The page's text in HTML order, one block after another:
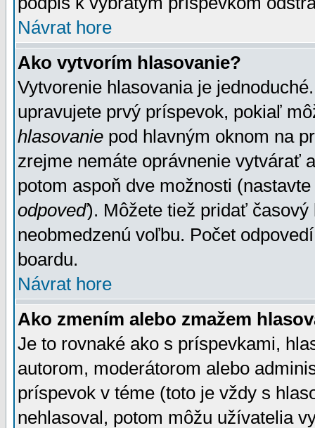
Návrat hore
Ako vytvorím hlasovanie?
Vytvorenie hlasovania je
upravujete prvý príspevok, pokiaľ
hlasovanie pod hlavným oknom na
zrejme nemáte oprávnenie vytvárať
potom aspoň dve možnosti
odpoveď). Môžete tiež pridať
neobmedzenú voľbu. Počet
boardu.
Návrat hore
Ako zmením alebo zmažem
Je to rovnaké ako s príspevkami,
autorom, moderátorom alebo
príspevok v téme (toto je vždy s
nehlasoval, potom môžu užívatelia